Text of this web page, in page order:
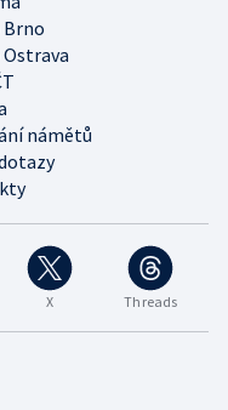
námětů
X Threads